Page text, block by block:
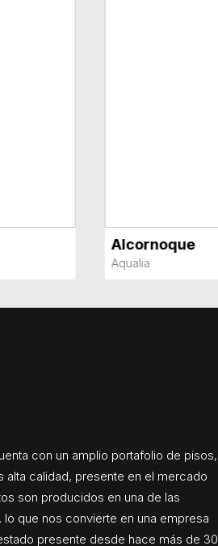
Alcornoque
Aqualia
con un amplio portafolio de pisos,
alta calidad, presente en el mercado
son producidos en una de las
que nos convierte en una empresa
presente desde hace más de 30